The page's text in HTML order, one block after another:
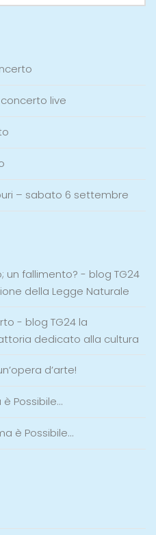
live
– sabato 6 settembre
un fallimento? - blog TG24
della Legge Naturale
- blog TG24 la
dedicato alla cultura
d’arte!
è Possibile…
è Possibile…